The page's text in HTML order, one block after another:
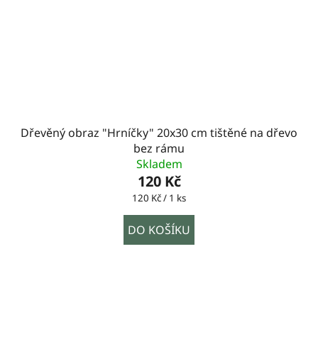
Dřevěný obraz "Hrníčky" 20x30 cm tištěné na dřevo
bez rámu
Skladem
120 Kč
Měrná
120 Kč / 1 ks
DO KOŠÍKU